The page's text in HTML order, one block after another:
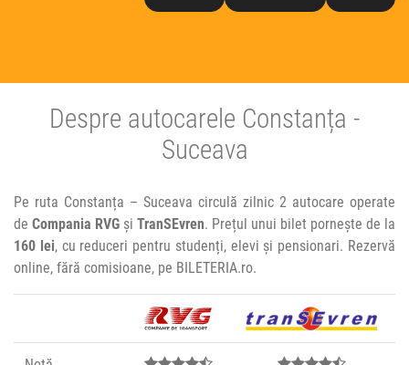
Despre autocarele Constanța -
Suceava
Pe ruta Constanța – Suceava circulă zilnic 2 autocare operate
de Compania RVG și TranSEvren. Prețul unui bilet pornește de la
160 lei, cu reduceri pentru studenți, elevi și pensionari. Rezervă
online, fără comisioane, pe BILETERIA.ro.